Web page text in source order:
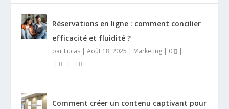
Réservations en ligne : comment concilier
efficacité et fluidité ?
par Lucas |Août 18, 2025 | Marketing | 0 |
Comment créer un contenu captivant pour